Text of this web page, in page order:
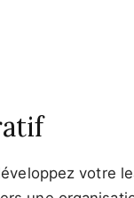
votre